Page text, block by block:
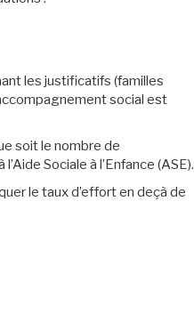
les justificatifs (familles
social est
soit le nombre de
Sociale à l’Enfance (ASE).
le taux d’effort en deçà de